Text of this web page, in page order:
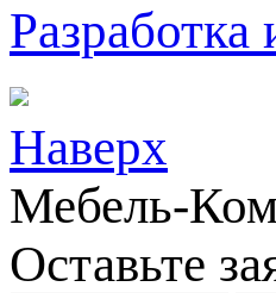
Наверх
Мебель-
Оставьте